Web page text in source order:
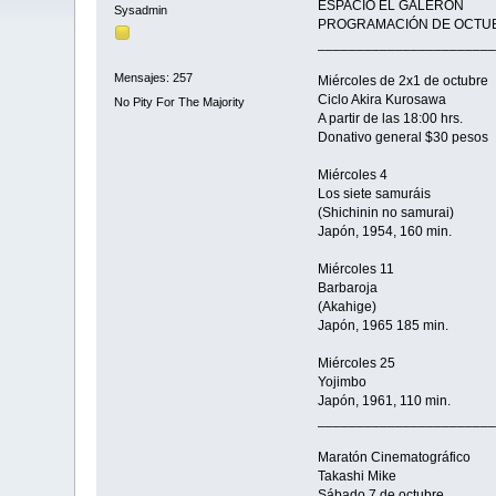
Sysadmin
Mensajes: 257
No Pity For The Majority
ESPACIO EL GALERÓN
PROGRAMACIÓN DE
Miércoles de 2x1 de octubre
Ciclo Akira Kurosawa
A partir de las 18:00 hrs.
Donativo general $30 pesos
Miércoles 4
Los siete samuráis
(Shichinin no samurai)
Japón, 1954, 160 min.
Miércoles 11
Barbaroja
(Akahige)
Japón, 1965 185 min.
Miércoles 25
Yojimbo
Japón, 1961, 110 min.
Maratón Cinematográfico
Takashi Mike